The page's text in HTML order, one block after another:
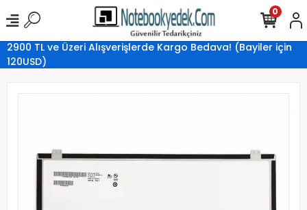
2900 TL ve Üzeri Alışverişlerde Kargo Bedava! (Bayiler için
120USD)
0